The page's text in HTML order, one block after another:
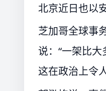
北京近日也以
芝加哥全球事
说：“一架比
这在政治上令